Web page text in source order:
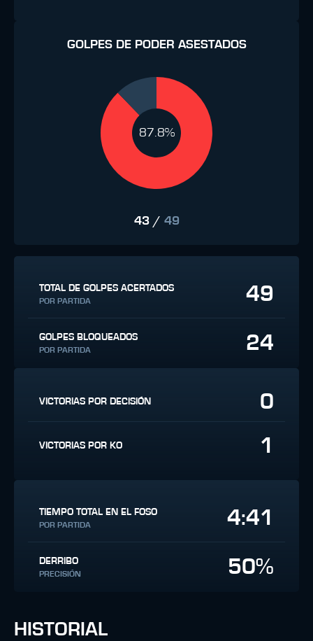
GOLPES DE PODER ASESTADOS
87.8%
43/ 49
TOTAL DE GOLPES ACERTADOS
POR PARTIDA 49
GOLPES BLOQUEADOS
POR PARTIDA 24
VICTORIAS POR DECISIÓN 0
VICTORIAS POR KO 1
TIEMPO TOTAL EN EL FOSO
POR PARTIDA 4:41
DERRIBO
PRECISIÓN 50%
HISTORIAL